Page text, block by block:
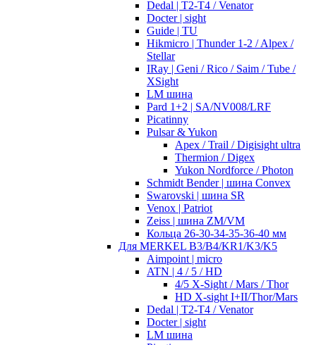
Dedal | T2-T4 / Venator
Docter | sight
Guide | TU
Hikmicro | Thunder 1-2 / Alpex /
Stellar
IRay | Geni / Rico / Saim / Tube /
XSight
LM шина
Pard 1+2 | SA/NV008/LRF
Picatinny
Pulsar & Yukon
Apex / Trail / Digisight ultra
Thermion / Digex
Yukon Nordforce / Photon
Schmidt Bender | шина Convex
Swarovski | шина SR
Venox | Patriot
Zeiss | шина ZM/VM
Кольца 26-30-34-35-36-40 мм
Для MERKEL B3/B4/KR1/K3/K5
Aimpoint | micro
ATN | 4 / 5 / HD
4/5 X-Sight / Mars / Thor
HD X-sight I+II/Thor/Mars
Dedal | T2-T4 / Venator
Docter | sight
LM шина